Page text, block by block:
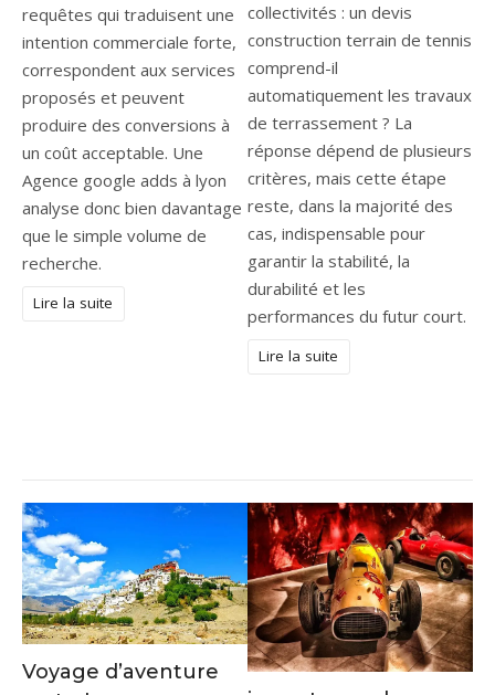
requêtes qui traduisent une
intention commerciale forte,
correspondent aux services
proposés et peuvent
produire des conversions à
un coût acceptable. Une
Agence google adds à lyon
analyse donc bien davantage
que le simple volume de
recherche.
Lire la suite
collectivités : un devis
construction terrain de tennis
comprend-il
automatiquement les travaux
de terrassement ? La
réponse dépend de plusieurs
critères, mais cette étape
reste, dans la majorité des
cas, indispensable pour
garantir la stabilité, la
durabilité et les
performances du futur court.
Lire la suite
Voyage d’aventure